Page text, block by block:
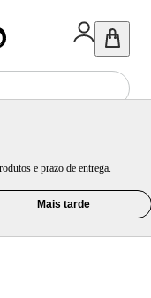
e prazo de entrega.
Mais tarde